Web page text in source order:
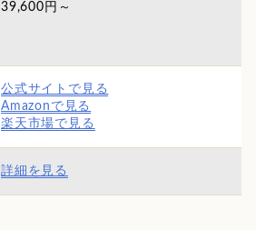
39,600円～
公式サイトで見る
Amazonで見る
楽天市場で見る
詳細を見る